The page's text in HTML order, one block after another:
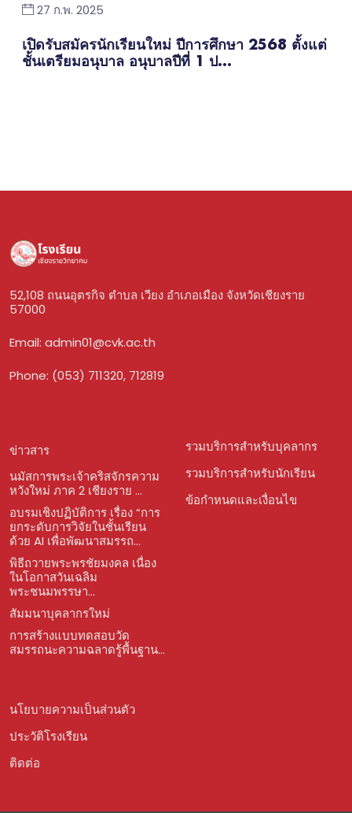
27 ก.พ. 2025
เปิดรับสมัครนักเรียนใหม่ ปีการศึกษา 2568 ตั้งแต่
ชั้นเตรียมอนุบาล อนุบาลปีที่ 1 ป...
52,108 ถนนอุตรกิจ ตำบล เวียง อำเภอเมือง จังหวัดเชียงราย
57000
Email: admin01@cvk.ac.th
Phone: (053) 711320, 712819
ข่าวสาร
นมัสการพระเจ้าคริสจักรความ
หวังใหม่ ภาค 2 เชียงราย ...
อบรมเชิงปฏิบัติการ เรื่อง “การ
ยกระดับการวิจัยในชั้นเรียน
ด้วย AI เพื่อพัฒนาสมรรถ...
พิธีถวายพระพรชัยมงคล เนื่อง
ในโอกาสวันเฉลิม
พระชนมพรรษา...
สัมมนาบุคลากรใหม่
การสร้างแบบทดสอบวัด
สมรรถนะความฉลาดรู้พื้นฐาน...
รวมบริการสำหรับบุคลากร
รวมบริการสำหรับนักเรียน
ข้อกำหนดและเงื่อนไข
นโยบายความเป็นส่วนตัว
ประวัติโรงเรียน
ติดต่อ